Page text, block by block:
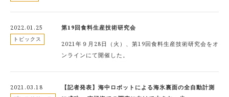
2022.01.25
トピックス
第19回食料生産技術研究会
2021年９月28日（火）、第19回食料生産技術研究会をオ
ンラインにて開催した。
2021.03.18
【記者発表】海中ロボットによる海氷裏面の全自動計測